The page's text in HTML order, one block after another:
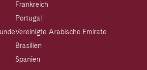
Frankreich
Portugal
Vereinigte Arabische Emirate
Brasilien
Spanien